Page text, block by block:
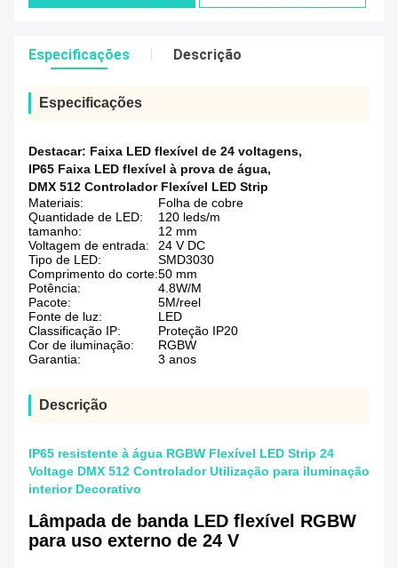
Especificações Descrição
Especificações
Destacar: Faixa LED flexível de 24 voltagens,
IP65 Faixa LED flexível à prova de água,
DMX 512 Controlador Flexível LED Strip
Materiais:
Folha de cobre
Quantidade de LED:
120 leds/m
tamanho:
12 mm
Voltagem de entrada:
24 V DC
Tipo de LED:
SMD3030
Comprimento do corte:50 mm
Potência:
4.8W/M
Pacote:
5M/reel
Fonte de luz:
LED
Classificação IP:
Proteção IP20
Cor de iluminação:
RGBW
Garantia:
3 anos
Descrição
IP65 resistente à água RGBW Flexível LED Strip 24
Voltage DMX 512 Controlador Utilização para iluminação
interior Decorativo
Lâmpada de banda LED flexível RGBW
para uso externo de 24 V